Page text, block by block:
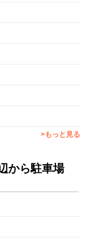
>もっと見る
から駐車場